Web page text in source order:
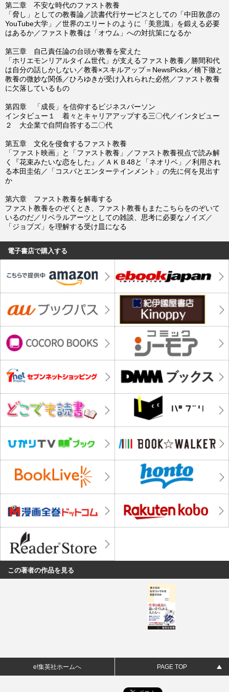
第二章 不安な時代のファスト教養
「脅し」としての教養論／読書代行サービスとしての「中田敦彦の
YouTube大学」／世界のエリートのように「美意識」を鍛える必要
はあるか／ファスト教養は「オウム」への対抗策になるか
第三章 自己責任論の台頭が教養を変えた
「ホリエモンリアルタイム世代」が支えるファスト教養／勝間和代
は自分の話しかしない／教養×スキルアップ＝NewsPicks／橋下徹と
教養の微妙な関係／ひろゆきが受け入れられた必然／ファスト教養
に欠落しているもの
第四章 「成長」を信仰するビジネスパーソン
インタビュー１ 着々とキャリアアップする三〇代／インタビュー
２ 大企業で自問自答する二〇代
第五章 文化を侵食するファスト教養
「ファスト映画」と「ファスト教養」／ファスト教養視点で読み解
く『花束みたいな恋をした』／ＡＫＢ48と「ネオリベ」／利用され
る本田圭佑／「コスパとエンターテインメント」の先に何を見出す
か
第六章 ファスト教養を解毒する
ファスト教養をのぞくとき、ファスト教養もまたこちらをのぞいて
いるのだ／リベラルアーツとしての雑談、思考に必要なノイズ／
「ジョブズ」を理解する受け皿になる
電子書店で購入する
この著者の作品を見る
e!集英社ホームへ PAGE TOP